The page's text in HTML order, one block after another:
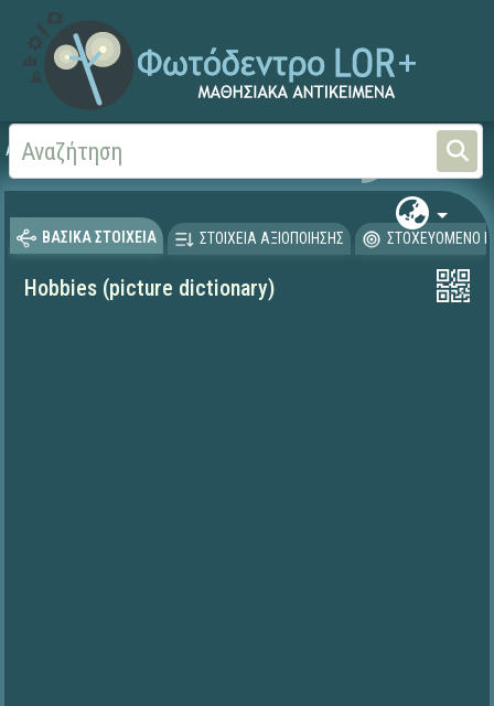
Αρχική Ξένες Γλώσσες -
ΒΑΣΙΚΑ ΣΤΟΙΧΕΙΑ ΣΤΟΙΧΕΙΑ ΑΞΙΟΠΟΙΗΣΗΣ ΣΤΟΧΕΥΟΜΕΝΟ
Hobbies (picture dictionary)